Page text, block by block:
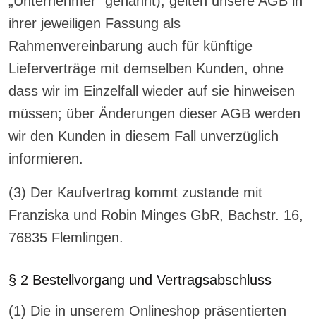
ihrer jeweiligen Fassung als
Rahmenvereinbarung auch für künftige
Lieferverträge mit demselben Kunden, ohne
dass wir im Einzelfall wieder auf sie hinweisen
müssen; über Änderungen dieser AGB werden
wir den Kunden in diesem Fall unverzüglich
informieren.
(3) Der Kaufvertrag kommt zustande mit
Franziska und Robin Minges GbR, Bachstr. 16,
76835 Flemlingen.
§ 2 Bestellvorgang und Vertragsabschluss
(1) Die in unserem Onlineshop präsentierten